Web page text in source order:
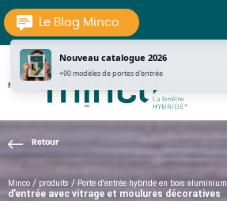
Aller au texte
Aller au menu
Le Blog Minco
MENU
Passer
contenu
Minco / produits / Porte d'entrée hybride en bois aluminium
d’entrée avec vitrage et moulures décoratives
Nouveau catalogue 2026
+90 modèles de portes d'entrée